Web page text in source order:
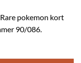
pokemon kort
90/086.